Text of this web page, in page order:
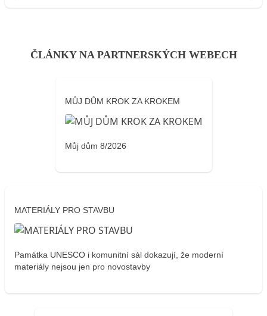
ČLÁNKY NA PARTNERSKÝCH WEBECH
MŮJ DŮM KROK ZA KROKEM
Můj dům 8/2026
MATERIÁLY PRO STAVBU
Památka UNESCO i komunitní sál dokazují, že moderní
materiály nejsou jen pro novostavby